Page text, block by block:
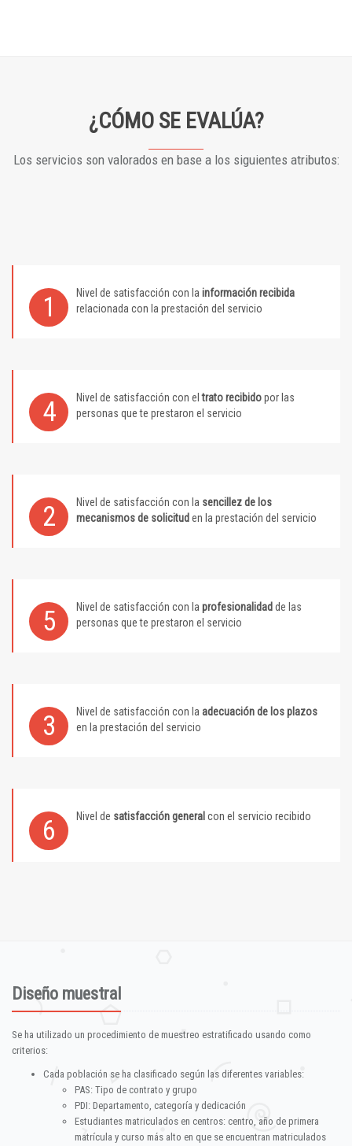
¿CÓMO SE EVALÚA?
Los servicios son valorados en base a los siguientes atributos:
1 Nivel de satisfacción con la información recibida
relacionada con la prestación del servicio
4 Nivel de satisfacción con eltrato recibidopor las
personas que te prestaron el servicio
2 Nivel de satisfacción con la sencillez de los
mecanismos de solicitud en la prestación del servicio
5 Nivel de satisfacción con la profesionalidad de las
personas que te prestaron el servicio
3 Nivel de satisfacción con la adecuación de los plazos
en la prestación del servicio
6 Nivel de satisfacción general con el servicio recibido
Diseño muestral
Se ha utilizado un procedimiento de muestreo estratificado usando como
criterios:
Cada población se ha clasificado según las diferentes variables:
PAS: Tipo de contrato y grupo
PDI: Departamento, categoría y dedicación
Estudiantes matriculados en centros: centro, año de primera
matrícula y curso más alto en que se encuentran matriculados